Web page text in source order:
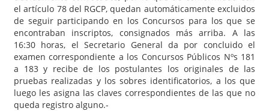
el artículo 78 del RGCP, quedan automáticamente excluidos
de seguir participando en los Concursos para los que se
encontraban inscriptos, consignados más arriba. A las
16:30 horas, el Secretario General da por concluido el
examen correspondiente a los Concursos Públicos Nºs 181
a 183 y recibe de los postulantes los originales de las
pruebas realizadas y los sobres identificatorios, a los que
luego les asigna las claves correspondientes de las que no
queda registro alguno.-